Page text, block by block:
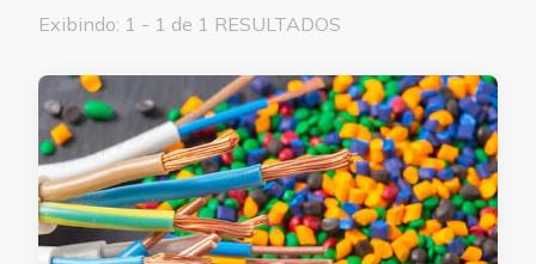
Exibindo: 1 - 1 de 1 RESULTADOS